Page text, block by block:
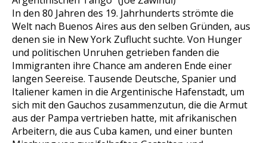
In den 80 Jahren des 19. Jahrhunderts strömte die
Welt nach Buenos Aires aus den selben Gründen, aus
denen sie in New York Zuflucht suchte. Von Hunger
und politischen Unruhen getrieben fanden die
Immigranten ihre Chance am anderen Ende einer
langen Seereise. Tausende Deutsche, Spanier und
Italiener kamen in die Argentinische Hafenstadt, um
sich mit den Gauchos zusammenzutun, die die Armut
aus der Pampa vertrieben hatte, mit afrikanischen
Arbeitern, die aus Cuba kamen, und einer bunten